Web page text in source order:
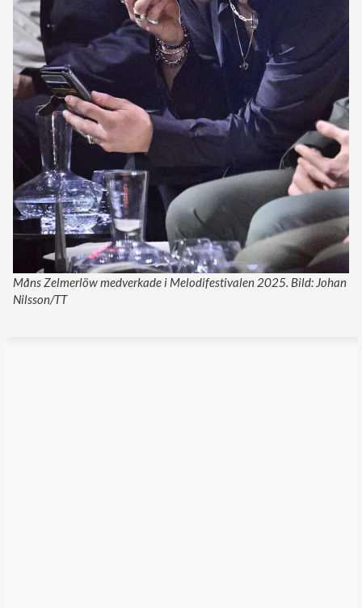
Måns Zelmerlöw medverkade i Melodifestivalen 2025. Bild: Johan
Nilsson/TT